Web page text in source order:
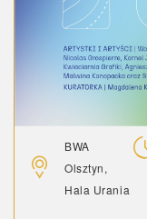
BWA
Olsztyn,
Hala Urania